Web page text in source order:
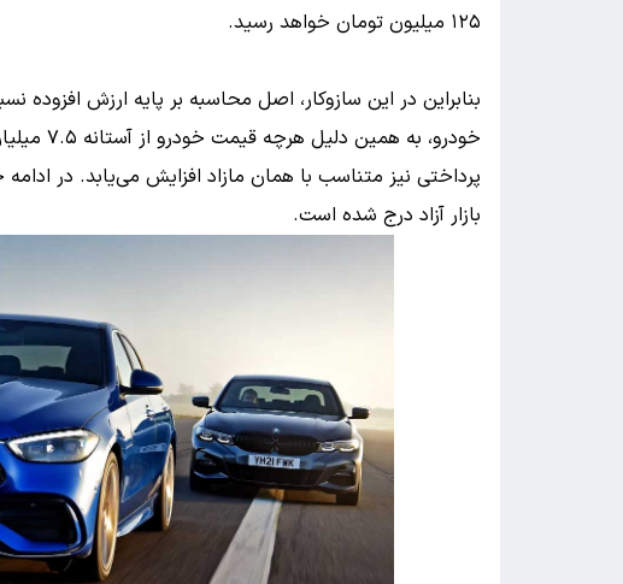
۱۲۵ میلیون تومان خواهد رسید.
بنابراین در این سازوکار، اصل محاسبه بر پایه ارزش
خودرو،
پرداختی نیز متناسب با همان مازاد افزایش می‌یابد. در
بازار آزاد درج شده است.